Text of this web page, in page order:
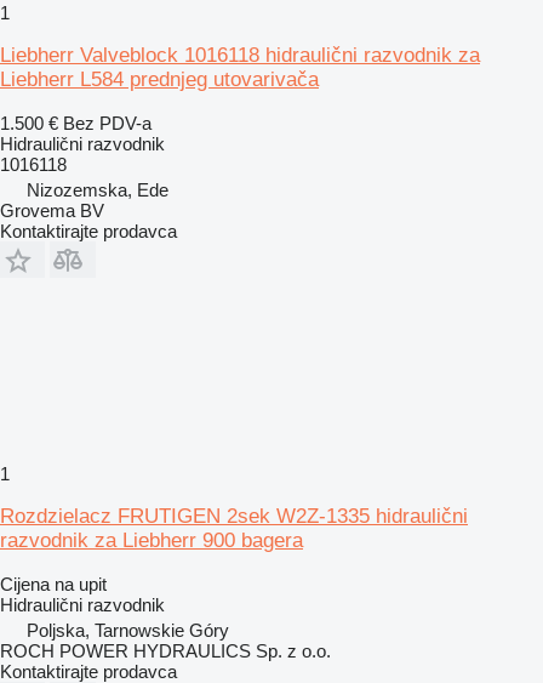
1
Liebherr Valveblock 1016118 hidraulični razvodnik za
Liebherr L584 prednjeg utovarivača
1.500 € Bez PDV-a
Hidraulični razvodnik
1016118
Nizozemska, Ede
Grovema BV
Kontaktirajte prodavca
1
Rozdzielacz FRUTIGEN 2sek W2Z-1335 hidraulični
razvodnik za Liebherr 900 bagera
Cijena na upit
Hidraulični razvodnik
Poljska, Tarnowskie Góry
ROCH POWER HYDRAULICS Sp. z o.o.
Kontaktirajte prodavca